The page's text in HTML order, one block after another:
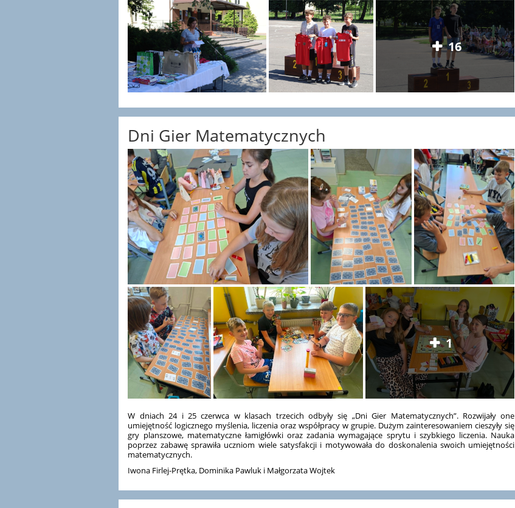
16
Dni Gier Matematycznych
1
W dniach 24 i 25 czerwca w klasach trzecich odbyły się „Dni Gier Matematycznych”. Rozwijały one
umiejętność logicznego myślenia, liczenia oraz współpracy w grupie. Dużym zainteresowaniem cieszyły się
gry planszowe, matematyczne łamigłówki oraz zadania wymagające sprytu i szybkiego liczenia. Nauka
poprzez zabawę sprawiła uczniom wiele satysfakcji i motywowała do doskonalenia swoich umiejętności
matematycznych.
Iwona Firlej-Prętka, Dominika Pawluk i Małgorzata Wojtek